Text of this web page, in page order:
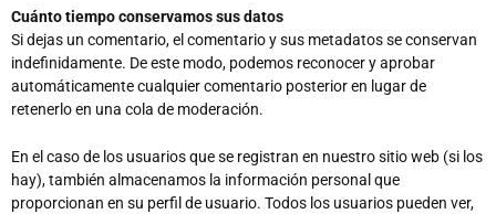
Cuánto tiempo conservamos sus datos
Si dejas un comentario, el comentario y sus metadatos se conservan
indefinidamente. De este modo, podemos reconocer y aprobar
automáticamente cualquier comentario posterior en lugar de
retenerlo en una cola de moderación.
En el caso de los usuarios que se registran en nuestro sitio web (si los
hay), también almacenamos la información personal que
proporcionan en su perfil de usuario. Todos los usuarios pueden ver,